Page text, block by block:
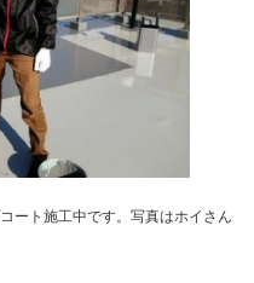
ート施工中です。写真はホイさん